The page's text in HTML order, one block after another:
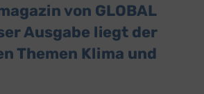
von GLOBAL
Ausgabe liegt der
Themen Klima und